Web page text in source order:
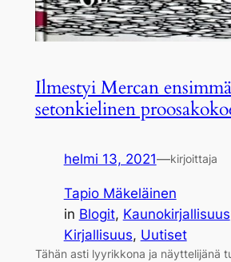
Ilmestyi Mercan
setonkielinen
helmi 13, 2021—kirjoittaja
Tapio Mäkeläinen
in Blogit, Kaunokirjallisuus
Kirjallisuus, Uutiset
Tähän asti lyyrikkona ja näyttelijänä